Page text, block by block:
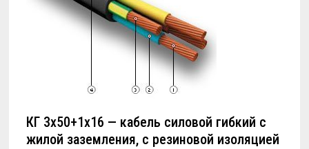
КГ 3х50+1х16 — кабель силовой гибкий с
жилой заземления, с резиновой изоляцией